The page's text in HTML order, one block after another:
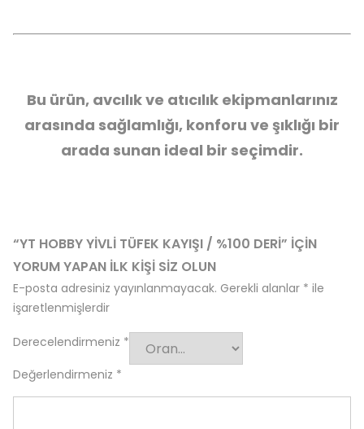
Bu ürün, avcılık ve atıcılık ekipmanlarınız
arasında sağlamlığı, konforu ve şıklığı bir
arada sunan ideal bir seçimdir.
“YT HOBBY YIVLI TÜFEK KAYIŞI / %100 DERI” IÇIN
YORUM YAPAN ILK KIŞI SIZ OLUN
E-posta adresiniz yayınlanmayacak. Gerekli alanlar * ile
işaretlenmişlerdir
Derecelendirmeniz *
Değerlendirmeniz *